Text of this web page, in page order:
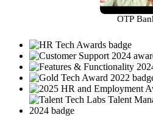
OTP